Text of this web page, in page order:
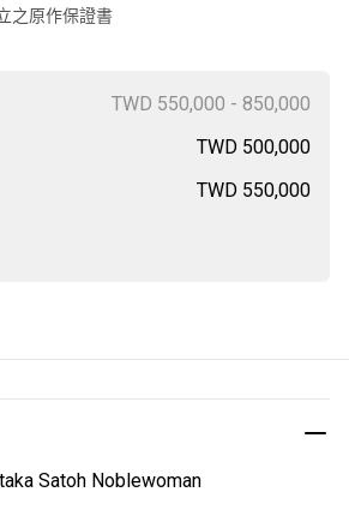
之原作保證書
TWD 550,000 - 850,000
TWD 500,000
TWD 550,000
Satoh Noblewoman